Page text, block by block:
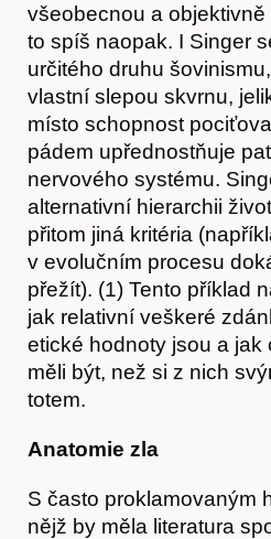
všeobecnou a
to spíš naopak. I Singer
určitého druhu
vlastní slepou skvrnu,
místo schopnost
pádem upřednostňuje
nervového systému.
alternativní hierarchii
přitom jiná kritéria
v evolučním procesu
přežít). (1) Tento příklad
jak relativní veškeré
etické hodnoty jsou a jak
měli být, než si z nich
totem.
Anatomie zla
S často proklamovaným
nějž by měla literatura